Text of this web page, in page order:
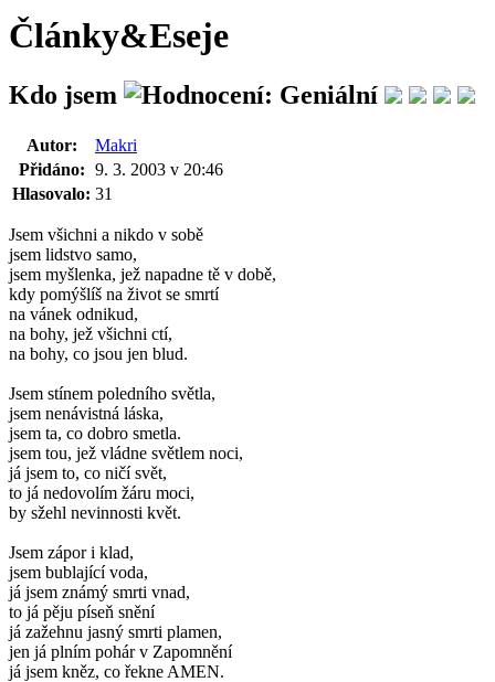
Články&Eseje
Kdo jsem
Autor:
Makri
Přidáno: 9. 3. 2003 v 20:46
Hlasovalo: 31
Jsem všichni a nikdo v sobě
jsem lidstvo samo,
jsem myšlenka, jež napadne tě v době,
kdy pomýšlíš na život se smrtí
na vánek odnikud,
na bohy, jež všichni ctí,
na bohy, co jsou jen blud.
Jsem stínem poledního světla,
jsem nenávistná láska,
jsem ta, co dobro smetla.
jsem tou, jež vládne světlem noci,
já jsem to, co ničí svět,
to já nedovolím žáru moci,
by sžehl nevinnosti květ.
Jsem zápor i klad,
jsem bublající voda,
já jsem známý smrti vnad,
to já pěju píseň snění
já zažehnu jasný smrti plamen,
jen já plním pohár v Zapomnění
já jsem kněz, co řekne AMEN.